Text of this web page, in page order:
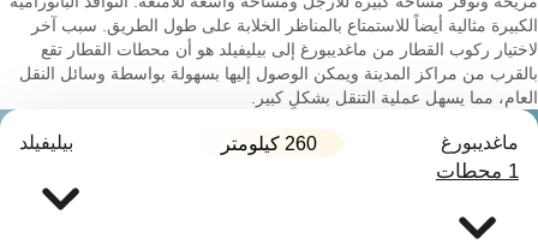
الكبيرة مثالية أيضاً للاستمتاع بالمناظر الخلابة على طول الطريق. سبب آخر
لاختيار ركوب القطار من ماغديبورغ إلى بيليفيلد هو أن محطات القطار تقع
بالقرب من مراكز المدينة ويمكن الوصول إليها بسهولة بواسطة وسائل النقل
العام، مما يسهل عملية التنقل بشكلٍ كبير.
ماغديبورغ 260 كيلومتر بيليفيلد
1 محطات